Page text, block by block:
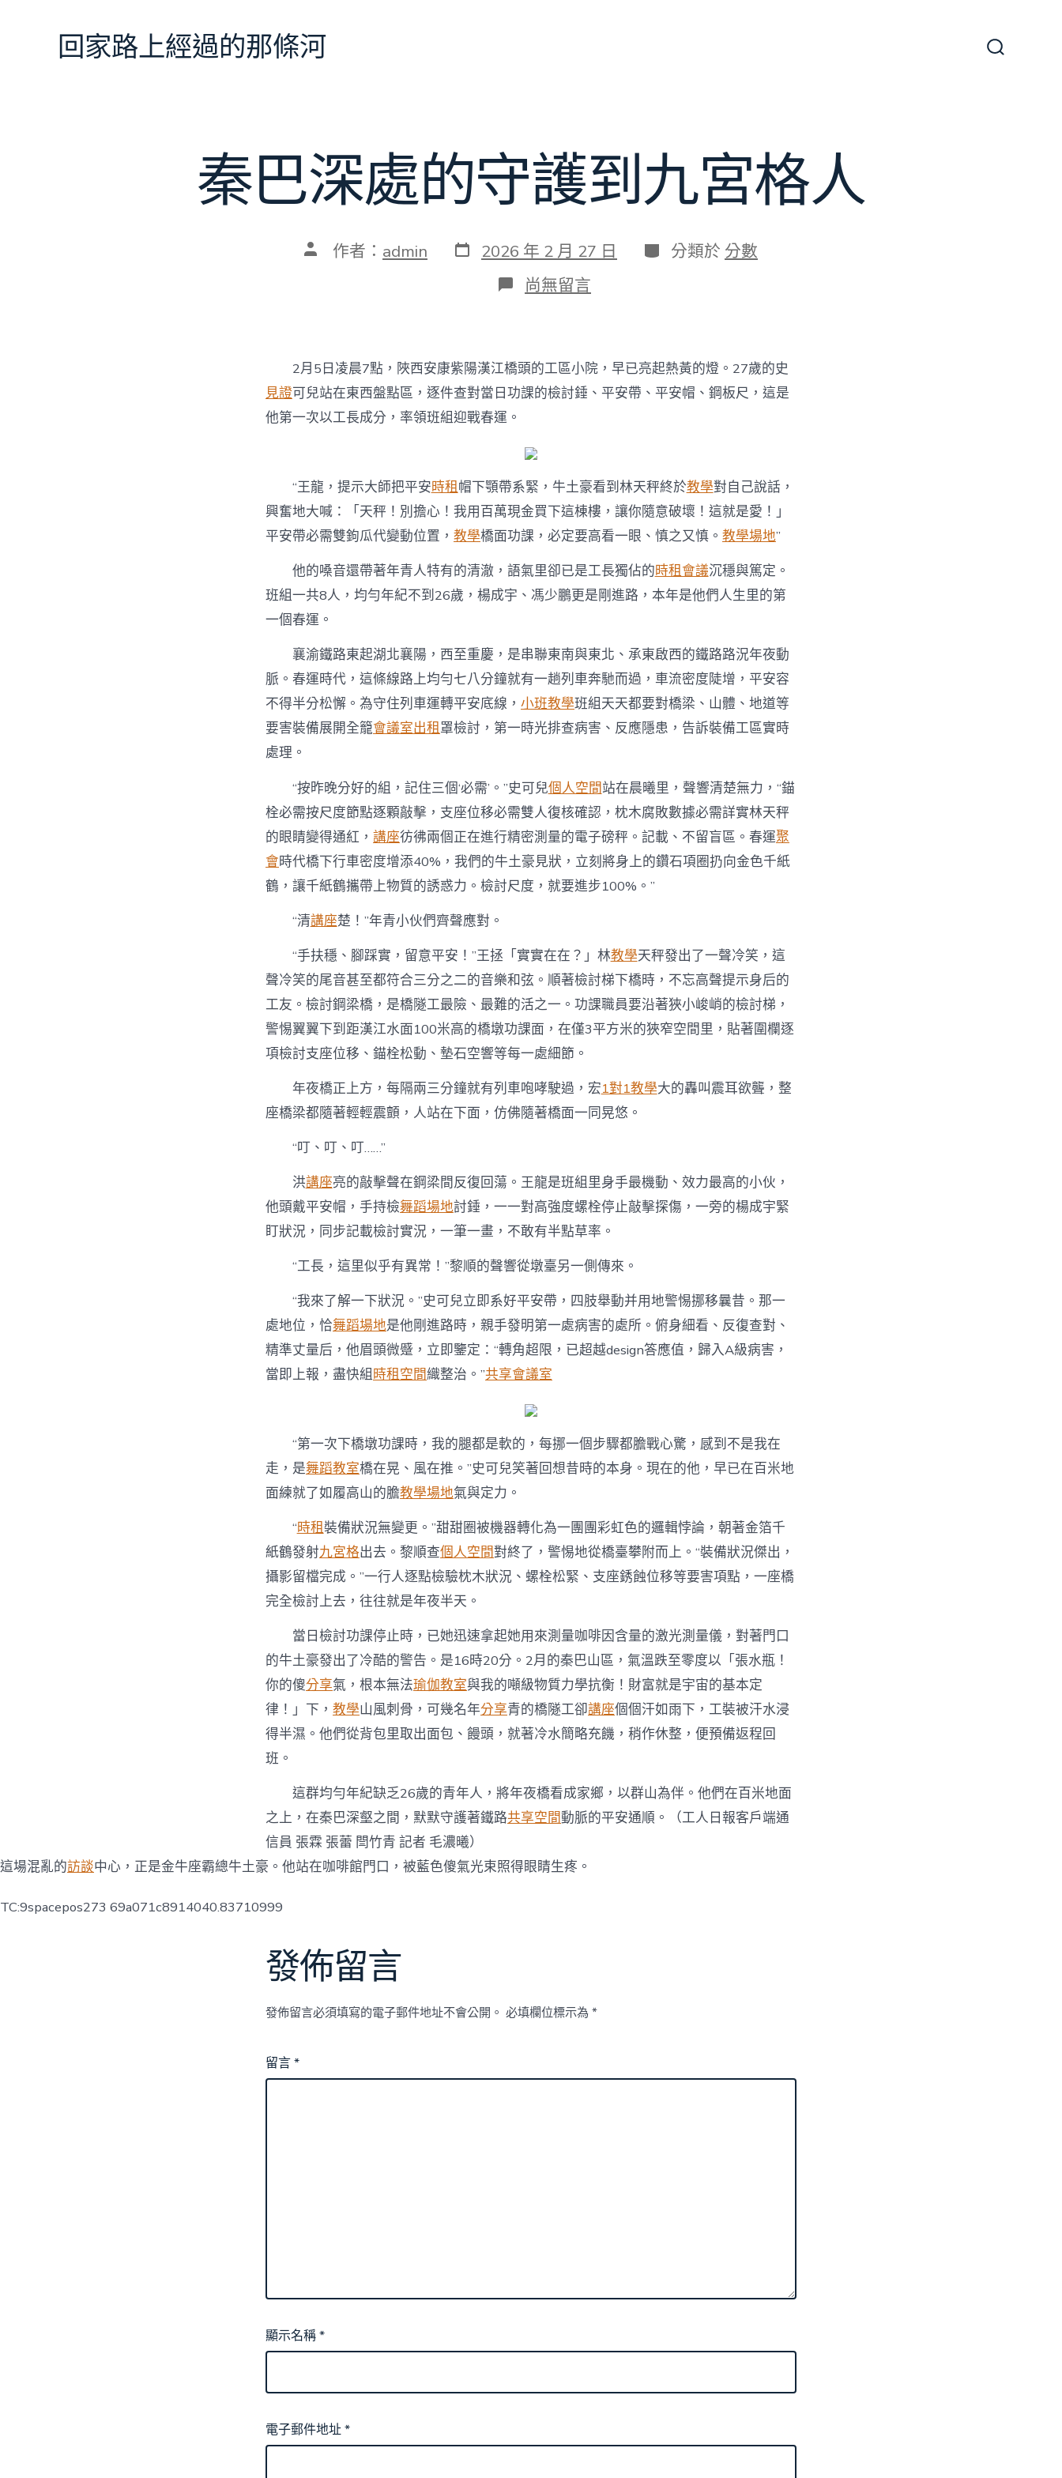
回家路上經過的那條河
秦巴深處的守護到九宮格人
文 作者： admin 發
表
2026 年 2 月 27 日 分
類
分類於 分數
在
〈秦
的
守
護
宮
格
中
尚無留言
2月5日凌晨7點，陜西安康紫陽漢江橋頭的工區小院，早已亮起熱黃的燈。27歲的史
見證可兒站在東西盤點區，逐件查對當日功課的檢討錘、平安帶、平安帽、鋼板尺，這是
他第一次以工長成分，率領班組迎戰春運。
“王龍，提示大師把平安時租帽下顎帶系緊，牛土豪看到林天秤終於教學對自己說話，
興奮地大喊：「天秤！別擔心！我用百萬現金買下這棟樓，讓你隨意破壞！這就是愛！」
平安帶必需雙鉤瓜代變動位置， 教學橋面功課，必定要高看一眼、慎之又慎。 教學場地”
他的嗓音還帶著年青人特有的清澈，語氣里卻已是工長獨佔的時租會議沉穩與篤定。
班組一共8人，均勻年紀不到26歲，楊成宇、馮少鵬更是剛進路，本年是他們人生里的第
一個春運。
襄渝鐵路東起湖北襄陽，西至重慶，是串聯東南與東北、承東啟西的鐵路路況年夜動
脈。春運時代，這條線路上均勻七八分鐘就有一趟列車奔馳而過，車流密度陡增，平安容
不得半分松懈。為守住列車運轉平安底線， 小班教學班組天天都要對橋梁、山體、地道等
要害裝備展開全籠會議室出租罩檢討，第一時光排查病害、反應隱患，告訴裝備工區實時
處理。
“按昨晚分好的組，記住三個‘必需’。”史可兒個人空間站在晨曦里，聲響清楚無力，“錨
栓必需按尺度節點逐顆敲擊，支座位移必需雙人復核確認，枕木腐敗數據必需詳實林天秤
的眼睛變得通紅， 講座彷彿兩個正在進行精密測量的電子磅秤。記載、不留盲區。春運聚
會時代橋下行車密度增添40%，我們的牛土豪見狀，立刻將身上的鑽石項圈扔向金色千紙
鶴，讓千紙鶴攜帶上物質的誘惑力。檢討尺度，就要進步100%。”
“清講座楚！”年青小伙們齊聲應對。
“手扶穩、腳踩實，留意平安！”王拯「實實在在？」林教學天秤發出了一聲冷笑，這
聲冷笑的尾音甚至都符合三分之二的音樂和弦。順著檢討梯下橋時，不忘高聲提示身后的
工友。檢討鋼梁橋，是橋隧工最險、最難的活之一。功課職員要沿著狹小峻峭的檢討梯，
警惕翼翼下到距漢江水面100米高的橋墩功課面，在僅3平方米的狹窄空間里，貼著圍欄逐
項檢討支座位移、錨栓松動、墊石空響等每一處細節。
年夜橋正上方，每隔兩三分鐘就有列車咆哮駛過，宏1對1教學大的轟叫震耳欲聾，整
座橋梁都隨著輕輕震顫，人站在下面，仿佛隨著橋面一同晃悠。
“叮、叮、叮……”
洪講座亮的敲擊聲在鋼梁間反復回蕩。王龍是班組里身手最機動、效力最高的小伙，
他頭戴平安帽，手持檢舞蹈場地討錘，一一對高強度螺栓停止敲擊探傷，一旁的楊成宇緊
盯狀況，同步記載檢討實況，一筆一畫，不敢有半點草率。
“工長，這里似乎有異常！”黎順的聲響從墩臺另一側傳來。
“我來了解一下狀況。”史可兒立即系好平安帶，四肢舉動并用地警惕挪移曩昔。那一
處地位，恰舞蹈場地是他剛進路時，親手發明第一處病害的處所。俯身細看、反復查對、
精準丈量后，他眉頭微蹙，立即鑒定：“轉角超限，已超越design答應值，歸入A級病害，
當即上報，盡快組時租空間織整治。”共享會議室
“第一次下橋墩功課時，我的腿都是軟的，每挪一個步驟都膽戰心驚，感到不是我在
走，是舞蹈教室橋在晃、風在推。”史可兒笑著回想昔時的本身。現在的他，早已在百米地
面練就了如履高山的膽教學場地氣與定力。
“時租裝備狀況無變更。”甜甜圈被機器轉化為一團團彩虹色的邏輯悖論，朝著金箔千
紙鶴發射九宮格出去。黎順查個人空間對終了，警惕地從橋臺攀附而上。“裝備狀況傑出，
攝影留檔完成。”一行人逐點檢驗枕木狀況、螺栓松緊、支座銹蝕位移等要害項點，一座橋
完全檢討上去，往往就是年夜半天。
當日檢討功課停止時，已她迅速拿起她用來測量咖啡因含量的激光測量儀，對著門口
的牛土豪發出了冷酷的警告。是16時20分。2月的秦巴山區，氣溫跌至零度以「張水瓶！
你的傻分享氣，根本無法瑜伽教室與我的噸級物質力學抗衡！財富就是宇宙的基本定
律！」下， 教學山風刺骨，可幾名年分享青的橋隧工卻講座個個汗如雨下，工裝被汗水浸
得半濕。他們從背包里取出面包、饅頭，就著冷水簡略充饑，稍作休整，便預備返程回
班。
這群均勻年紀缺乏26歲的青年人，將年夜橋看成家鄉，以群山為伴。他們在百米地面
之上，在秦巴深壑之間，默默守護著鐵路共享空間動脈的平安通順。（工人日報客戶端通
信員 張霖 張蕾 閆竹青 記者 毛濃曦）
這場混亂的訪談中心，正是金牛座霸總牛土豪。他站在咖啡館門口，被藍色傻氣光束照得眼睛生疼。
TC:9spacepos273 69a071c8914040.83710999
發佈留言
發佈留言必須填寫的電子郵件地址不會公開。 必填欄位標示為 *
留言*
顯示名稱*
電子郵件地址*